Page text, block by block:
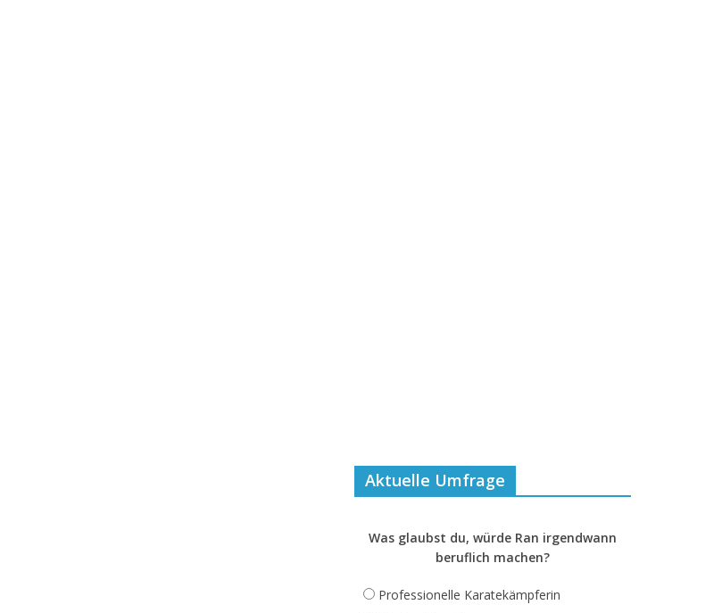
Aktuelle Umfrage
Was glaubst du, würde Ran irgendwann
beruflich machen?
Professionelle Karatekämpferin